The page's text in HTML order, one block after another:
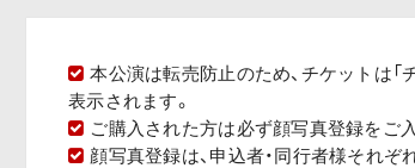
本公演は転売防止のため、チケットは
表示されます。
ご購入された方は必ず顔写真登録をご
顔写真登録は、申込者・同行者様それぞ